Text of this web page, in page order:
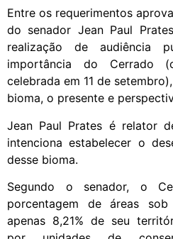
Entre os requerimentos
do senador Jean Paul
realização de audiência
importância do Cerrado
celebrada em 11 de
bioma, o presente e
Jean Paul Prates é relator
intenciona estabelecer o
desse bioma.
Segundo o senador, o
porcentagem de áreas
apenas 8,21% de seu